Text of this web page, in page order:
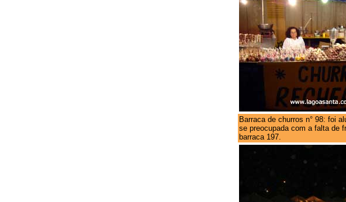
Barraca de churros n° 98: foi
se preocupada com a falta de
barraca 197.